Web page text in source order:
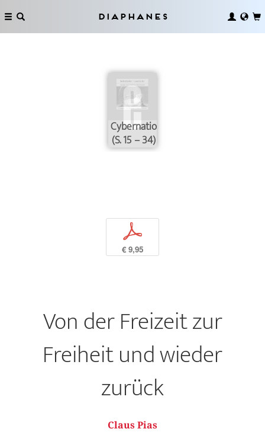
Diaphanes
Cybernation
(S. 15 – 34)
p
€ 9,95
Von der Freizeit zur
Freiheit und wieder
zurück
Claus Pias